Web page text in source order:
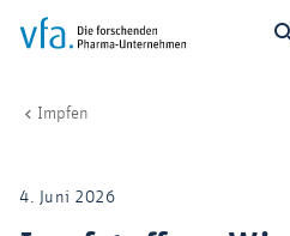
Gesundheit & Versorgung
Wirtschaft & Standort
Impfen
4. Juni 2026